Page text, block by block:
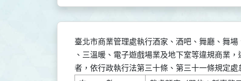
臺北市商業管理處執行酒家、酒吧、舞廳、舞場
、三溫暖、電子遊戲場業及地下室等違規商業
者，依行政執行法第三十條、第三十一條規定處